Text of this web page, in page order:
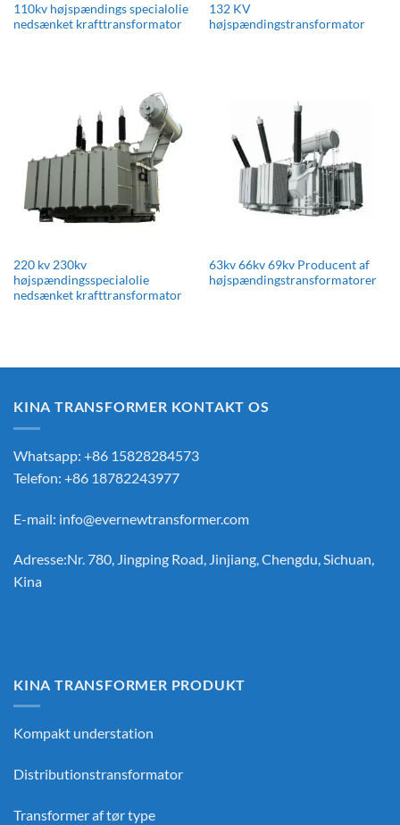
110kv højspændings specialolie
nedsænket krafttransformator
132 KV
højspændingstransformator
220 kv 230kv
højspændingsspecialolie
nedsænket krafttransformator
63kv 66kv 69kv Producent af
højspændingstransformatorer
KINA TRANSFORMER KONTAKT OS
Whatsapp: +86 15828284573
Telefon: +86 18782243977
E-mail: info@evernewtransformer.com
Adresse:Nr. 780, Jingping Road, Jinjiang, Chengdu, Sichuan,
Kina
KINA TRANSFORMER PRODUKT
Kompakt understation
Distributionstransformator
Transformer af tør type